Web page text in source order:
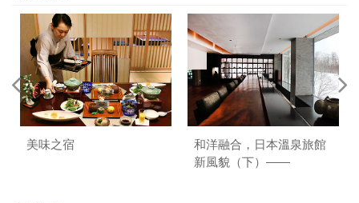
美味之宿
和洋融合，日本溫泉旅館
新風貌（下）——